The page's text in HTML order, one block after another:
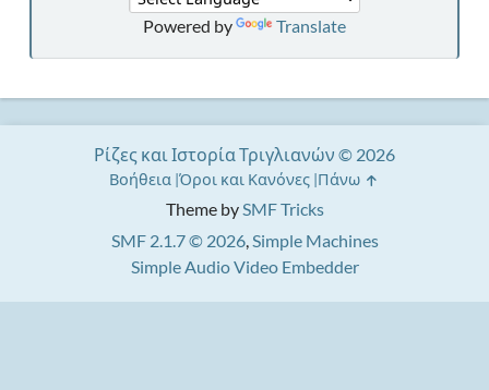
Powered by Translate
Theme bySMF Tricks
SMF 2.1.7 © 2026,Simple Machines
Simple Audio Video Embedder
Ρίζες και Ιστορία Τριγλιανών © 2026
Βοήθεια Όροι και Κανόνες Πάνω